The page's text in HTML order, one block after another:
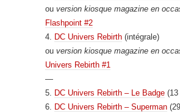
ou version kiosque magazine en
Flashpoint #2
4.
DC Univers Rebirth (intégrale)
ou version kiosque magazine en
Univers Rebirth #1
—
5.
DC Univers Rebirth – Le Badge
6.
DC Univers Rebirth – Superman